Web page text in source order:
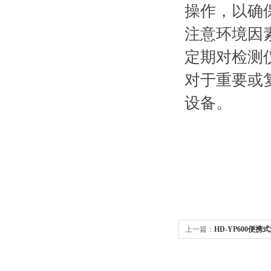
操作，以确
注意环境因
定期对检测
对于重要或
设备。
上一篇： HD-YP600便携